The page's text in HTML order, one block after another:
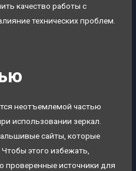
качество работы с
технических проблем.
неотъемлемой частью
использовании зеркал.
сайты, которые
этого избежать,
проверенные источники для